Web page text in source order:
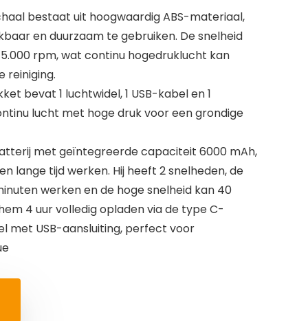
bestaat uit hoogwaardig ABS-materiaal,
en duurzaam te gebruiken. De snelheid
rpm, wat continu hogedruklucht kan
reiniging.
bevat 1 luchtwidel, 1 USB-kabel en 1
lucht met hoge druk voor een grondige
met geïntegreerde capaciteit 6000 mAh,
lange tijd werken. Hij heeft 2 snelheden, de
werken en de hoge snelheid kan 40
4 uur volledig opladen via de type C-
met USB-aansluiting, perfect voor